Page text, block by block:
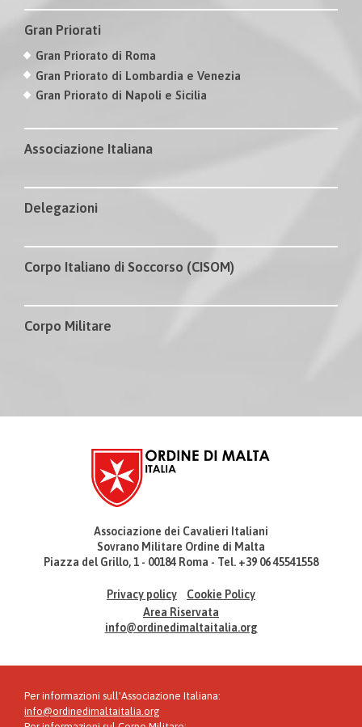
Gran Priorati
Gran Priorato di Roma
Gran Priorato di Lombardia e Venezia
Gran Priorato di Napoli e Sicilia
Associazione Italiana
Delegazioni
Corpo Italiano di Soccorso (CISOM)
Corpo Militare
Associazione dei Cavalieri Italiani
Sovrano Militare Ordine di Malta
Piazza del Grillo, 1 - 00184 Roma - Tel. +39 06 45541558
Privacy policy
Cookie Policy
Area Riservata
info@ordinedimaltaitalia.org
Per informazioni sull'Associazione Italiana:
info@ordinedimaltaitalia.org